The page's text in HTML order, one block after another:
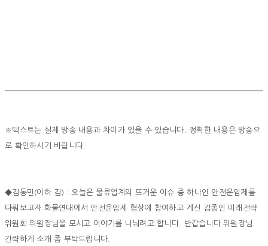
※텍스트는 실제 방송 내용과 차이가 있을 수 있습니다. 정확한 내용은 방송으
로 확인하시기 바랍니다.
◆김동민(이하 김) : 오늘은 물류업계의 뜨거운 이슈 중 하나인 안전운임제를
다뤄보고자 화물연대에서 안전운임제 협상에 참여하고 계신 김종인 미래전략
위원회 위원장님을 모시고 이야기를 나눠려고 합니다. 반갑습니다 위원장님.
간략하게 소개 좀 부탁드립니다.